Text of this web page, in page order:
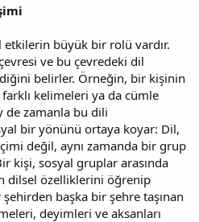
büyük bir rolü vardır.
ve bu çevredeki dil
belirler. Örneğin, bir kişinin
kelimeleri ya da cümle
de zamanla bu dili
bir yönünü ortaya koyar: Dil,
değil, aynı zamanda bir grup
kişi, sosyal gruplar arasında
dilsel özelliklerini öğrenip
başka bir şehre taşınan
deyimleri ve aksanları